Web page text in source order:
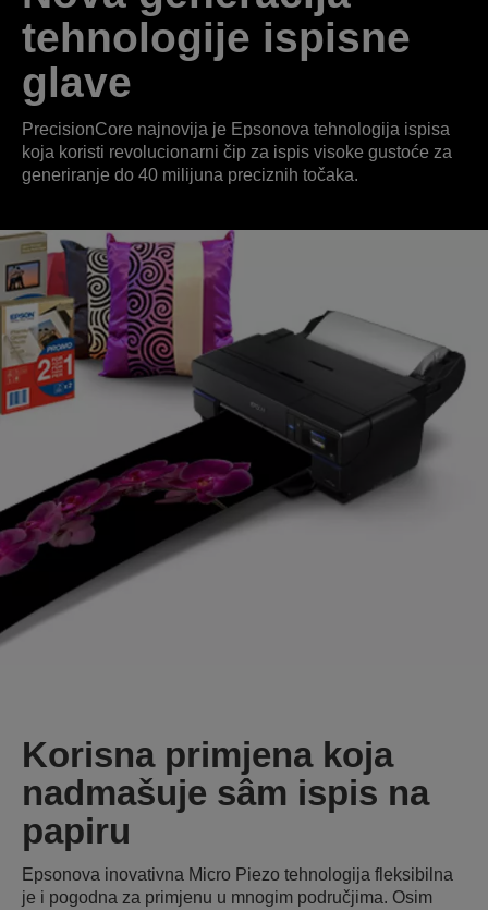
tehnologije ispisne
glave
PrecisionCore najnovija je Epsonova tehnologija ispisa
koja koristi revolucionarni čip za ispis visoke gustoće za
generiranje do 40 milijuna preciznih točaka.
Korisna primjena koja
nadmašuje sâm ispis na
papiru
Epsonova inovativna Micro Piezo tehnologija fleksibilna
je i pogodna za primjenu u mnogim područjima. Osim